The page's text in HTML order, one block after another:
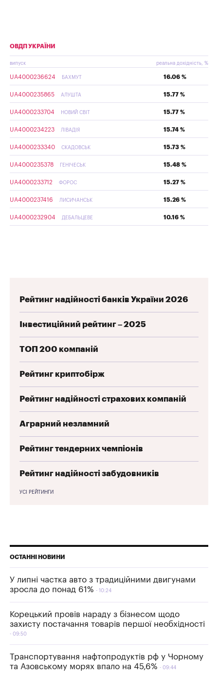
ОВДП УКРАЇНИ
випуск реальна дохідність, %
UA4000236624 БАХМУТ 16.06 %
UA4000235865 АЛУШТА 15.77 %
UA4000233704 НОВИЙ СВІТ 15.77 %
UA4000234223 ЛІВАДІЯ 15.74 %
UA4000233340 СКАДОВСЬК 15.73 %
UA4000235378 ГЕНІЧЕСЬК 15.48 %
UA4000233712 ФОРОС 15.27 %
UA4000237416 ЛИСИЧАНСЬК 15.26 %
UA4000232904 ДЕБАЛЬЦЕВЕ 10.16 %
Рейтинг надійності банків України 2026
Інвестиційний рейтинг – 2025
ТОП 200 компаній
Рейтинг криптобірж
Рейтинг надійності страхових компаній
Аграрний незламний
Рейтинг тендерних чемпіонів
Рейтинг надійності забудовників
УСІ РЕЙТИНГИ
ОСТАННІ НОВИНИ
У липні частка авто з традиційними двигунами
зросла до понад 61%
10:24
Корецький провів нараду з бізнесом щодо
захисту постачання товарів першої необхідності
09:50
Транспортування нафтопродуктів рф у Чорному
та Азовському морях впало на 45,6%
09:44